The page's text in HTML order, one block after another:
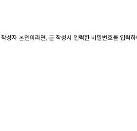
작성자 본인이라면, 글 작성시 입력한 비밀번호를 입력